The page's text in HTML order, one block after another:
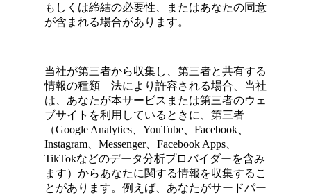
もしくは締結の必要性、またはあなたの同意
が含まれる場合があります。
当社が第三者から収集し、第三者と共有する
情報の種類 法により許容される場合、当社
は、あなたが本サービスまたは第三者のウェ
ブサイトを利用しているときに、第三者
（Google Analytics、YouTube、Facebook、
Instagram、Messenger、Facebook Apps、
TikTokなどのデータ分析プロバイダーを含み
ます）からあなたに関する情報を収集するこ
とがあります。例えば、あなたがサードパー